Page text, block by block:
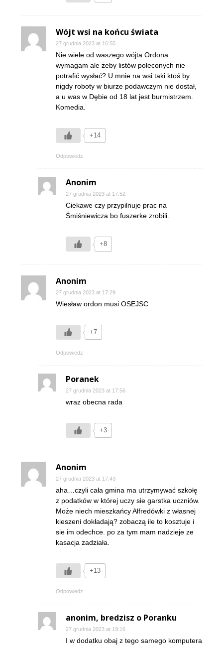
Wójt wsi na końcu świata
27 grudnia 2023 at 16:55
Nie wiele od waszego wójta Ordona
wymagam ale żeby listów poleconych nie
potrafić wysłać? U mnie na wsi taki ktoś by
nigdy roboty w biurze podawczym nie dostał,
a u was w Dębie od 18 lat jest burmistrzem.
Komedia.
+14
Odpowiedz
Anonim
27 grudnia 2023 at 17:52
Ciekawe czy przypilnuje prac na
Śmiśniewicza bo fuszerke zrobili.
+8
Anonim
27 grudnia 2023 at 17:29
Wiesław ordon musi OSEJSC
+7
Odpowiedz
Poranek
27 grudnia 2023 at 17:56
wraz obecna rada
+3
Anonim
27 grudnia 2023 at 17:43
aha…czyli cała gmina ma utrzymywać szkołę
z podatków w której uczy sie garstka uczniów.
Może niech mieszkańcy Alfredówki z własnej
kieszeni dokładają? zobaczą ile to kosztuje i
sie im odechce. po za tym mam nadzieje ze
kasacja zadziała.
+13
Odpowiedz
anonim, bredzisz o Poranku
27 grudnia 2023 at 19:16
I w dodatku obaj z tego samego komputera